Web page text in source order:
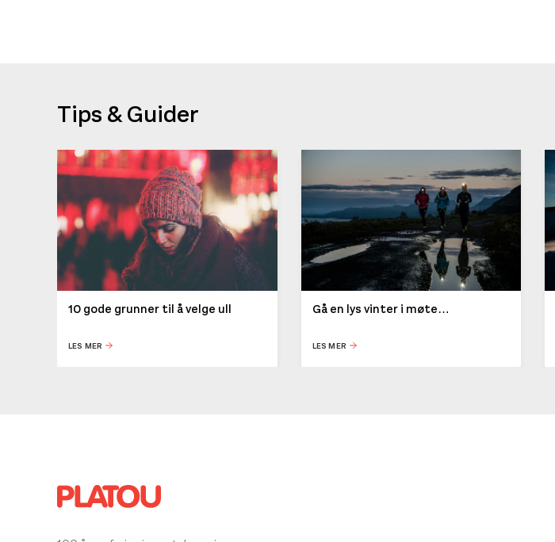
Tips & Guider
10 gode grunner til å velge ull
LES MER
Gå en lys vinter i møte…
LES MER